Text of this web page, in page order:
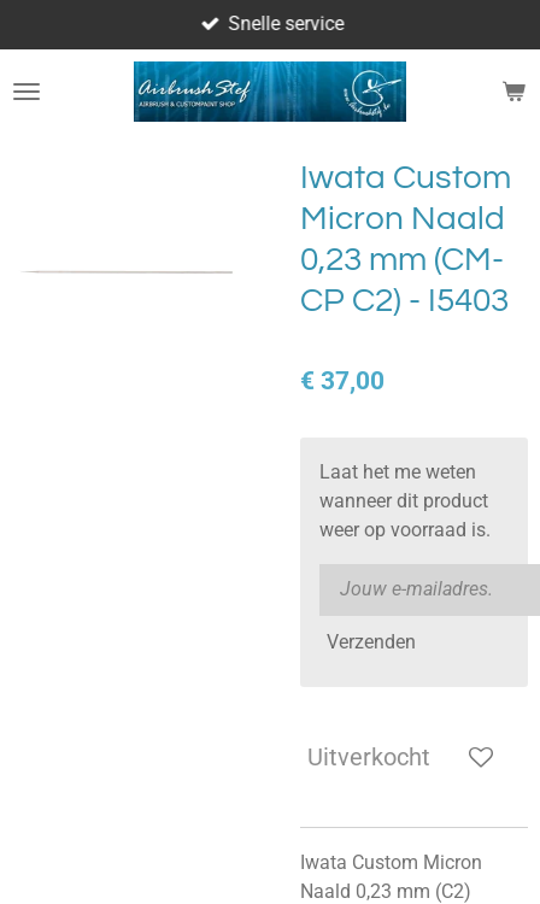
direct
naar
Snelle service
Iwata Custom
Micron Naald
0,23 mm (CM-
CP C2) - I5403
€ 37,00
Laat het me weten
wanneer dit product
weer op voorraad is.
Verzenden
Uitverkocht
Iwata Custom Micron
Naald 0,23 mm (C2)